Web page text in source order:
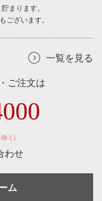
まります。
ございます。
一覧を見る
ご注文は
除く)
わせ
ム